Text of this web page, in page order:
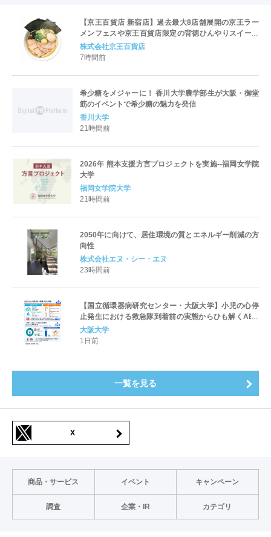
【京王百貨店 新宿店】過去最大8店舗展開の京王ラー
メンフェスや京王百貨店限定の背徳ひんやりスイーツ
など、実演グルメが充実 過去最長21日間、計90店舗
出店の 「大北海道展」
株式会社京王百貨店
7時間前
希少糖をメジャーに！ 香川大学農学部生が大阪・御堂
筋のイベントで希少糖の魅力を発信
香川大学
21時間前
2026年 熊本支援方言プロジェクトを実施--福岡女学院
大学
福岡女学院大学
21時間前
2050年に向けて、居住環境の質とエネルギー削減の方
向性
株式会社エヌ・シー・エヌ
23時間前
【国立循環器病研究センター・大阪大学】小児の心停
止発生における救急隊到着前の実態からひも解くAED
パッド装着と良好な神経学的転帰との関連性
大阪大学
1日前
一覧を見る
X
商品・サービス イベント キャンペーン
調査 企業・IR カテゴリ